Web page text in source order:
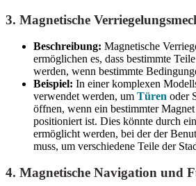
3. Magnetische
Beschreibung: Magnetische
ermöglichen es, dass bestimmte
werden, wenn bestimmte
Beispiel: In einer komplexen
verwendet werden, um Türen oder
öffnen, wenn ein bestimmter
positioniert ist. Dies könnte durch
ermöglicht werden, bei der der
muss, um verschiedene Teile der
4. Magnetische Navigation und